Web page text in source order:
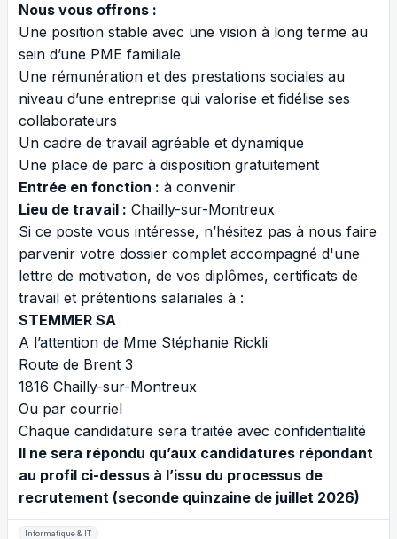
Nous vous offrons :
Une position stable avec une vision à long terme au
sein d’une PME familiale
Une rémunération et des prestations sociales au
niveau d’une entreprise qui valorise et fidélise ses
collaborateurs
Un cadre de travail agréable et dynamique
Une place de parc à disposition gratuitement
Entrée en fonction : à convenir
Lieu de travail : Chailly-sur-Montreux
Si ce poste vous intéresse, n’hésitez pas à nous faire
parvenir votre dossier complet accompagné d'une
lettre de motivation, de vos diplômes, certificats de
travail et prétentions salariales à :
STEMMER SA
A l’attention de Mme Stéphanie Rickli
Route de Brent 3
1816 Chailly-sur-Montreux
Ou par courriel
Chaque candidature sera traitée avec confidentialité
Il ne sera répondu qu’aux candidatures répondant
au profil ci-dessus à l’issu du processus de
recrutement (seconde quinzaine de juillet 2026)
Informatique & IT